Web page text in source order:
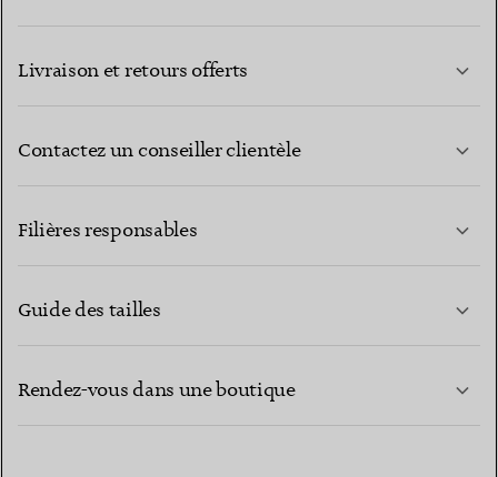
Livraison et retours offerts
Contactez un conseiller clientèle
Filières responsables
Guide des tailles
Rendez-vous dans une boutique